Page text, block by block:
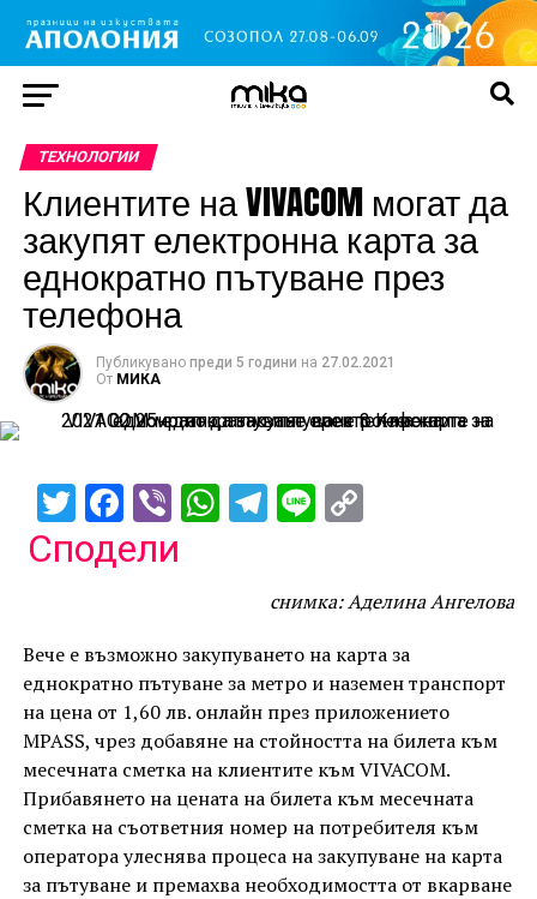
TЕХНОЛОГИИ
Клиентите на VIVACOM могат да
закупят електронна карта за
еднократно пътуване през
телефона
Публикувано преди 5 години на 27.02.2021
От МИКА
TwitterFacebook
ViberWhatsApp
Telegram
Line
Сподели
снимка: Аделина Ангелова
Вече е възможно закупуването на карта за
еднократно пътуване за метро и наземен транспорт
на цена от 1,60 лв. онлайн през приложението
MPASS, чрез добавяне на стойността на билета към
месечната сметка на клиентите към VIVACOM.
Прибавянето на цената на билета към месечната
сметка на съответния номер на потребителя към
оператора улеснява процеса на закупуване на карта
за пътуване и премахва необходимостта от вкарване